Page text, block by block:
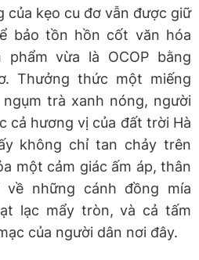
của kẹo cu đơ vẫn được giữ
bảo tồn hồn cốt văn hóa
phẩm vừa là OCOP bằng
Thưởng thức một miếng
trà xanh nóng, người
cả hương vị của đất trời Hà
không chỉ tan chảy trên
một cảm giác ấm áp, thân
những cánh đồng mía
lạc mẩy tròn, và cả tấm
của người dân nơi đây.